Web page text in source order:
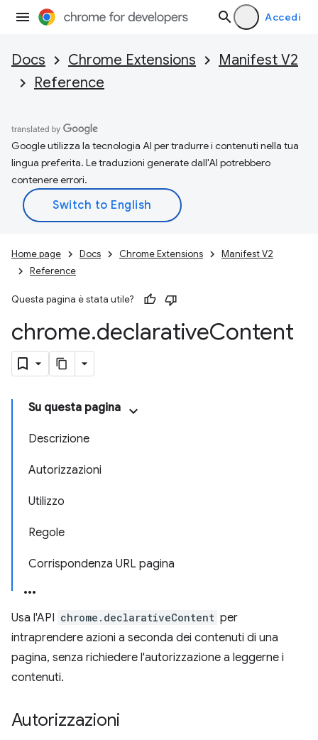
Accedi
Docs Chrome Extensions
Manifest V2
Reference
Google utilizza la tecnologia AI per tradurre i contenuti nella tua
lingua preferita. Le traduzioni generate dall'AI potrebbero
contenere errori.
Home page Docs Chrome Extensions
Manifest V2
Reference
Questa pagina è stata utile?
chrome.declarativeContent
Su questa pagina
Descrizione
Autorizzazioni
Utilizzo
Regole
Corrispondenza URL pagina
Usa l'API chrome.declarativeContent per
intraprendere azioni a seconda dei contenuti di una
pagina, senza richiedere l'autorizzazione a leggerne i
contenuti.
Autorizzazioni